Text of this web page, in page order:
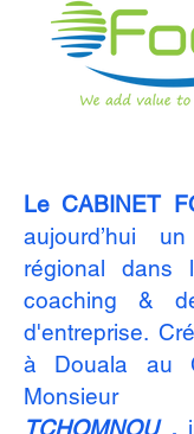
Le CABINET
aujourd’hui
régional dans
coaching &
d'entreprise.
à Douala au
TCHOMNOU ,